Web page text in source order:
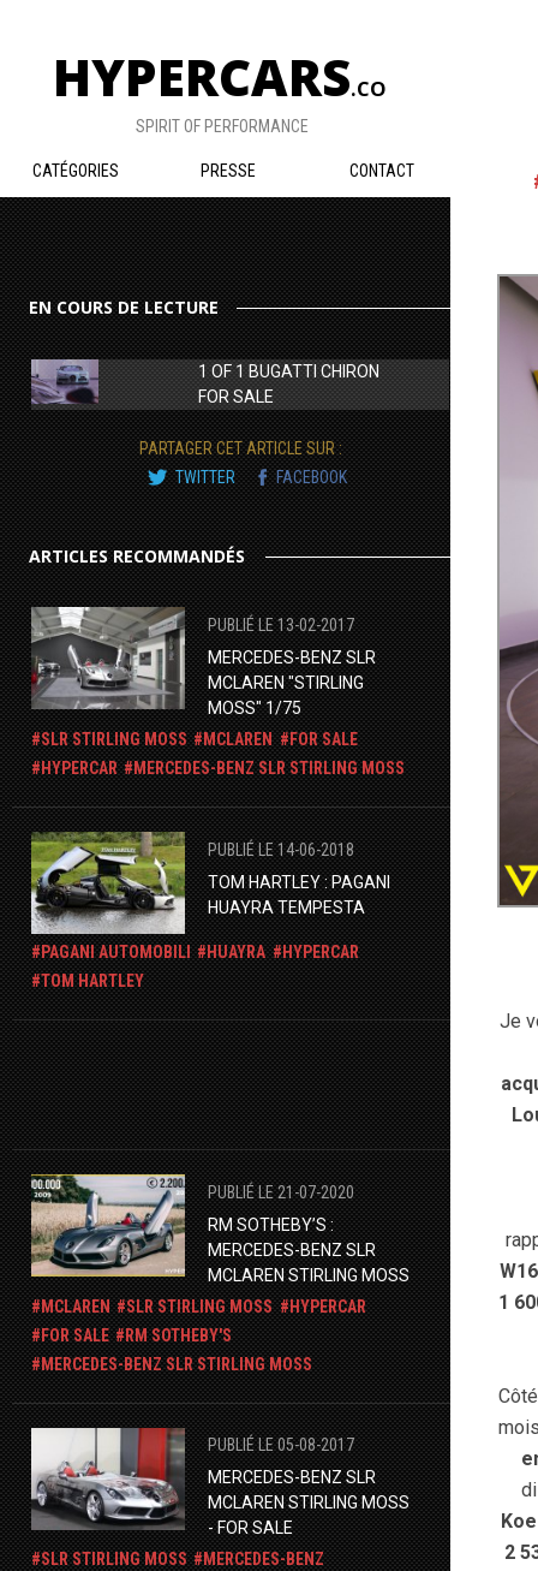
HYPERCARS.CO
SPIRIT OF PERFORMANCE
CATÉGORIES PRESSE CONTACT
EN COURS DE LECTURE
1 OF 1 BUGATTI CHIRON
FOR SALE
PARTAGER CET ARTICLE SUR :
TWITTER
FACEBOOK
ARTICLES RECOMMANDÉS
PUBLIÉ LE 13-02-2017
MERCEDES-BENZ SLR
MCLAREN "STIRLING
MOSS" 1/75
SLR STIRLING MOSS
MCLAREN
FOR SALE
HYPERCAR
​MERCEDES-BENZ SLR STIRLING MOSS
PUBLIÉ LE 14-06-2018
TOM HARTLEY : PAGANI
HUAYRA TEMPESTA
PAGANI AUTOMOBILI HUAYRA
HYPERCAR
TOM HARTLEY
PUBLIÉ LE 21-07-2020
RM SOTHEBY’S :
MERCEDES-BENZ SLR
MCLAREN STIRLING MOSS
MCLAREN
SLR STIRLING MOSS
HYPERCAR
FOR SALE
RM SOTHEBY'S
​MERCEDES-BENZ SLR STIRLING MOSS
PUBLIÉ LE 05-08-2017
MERCEDES-BENZ SLR
MCLAREN STIRLING MOSS
- FOR SALE
SLR STIRLING MOSS
MERCEDES-BENZ
Je
1
2